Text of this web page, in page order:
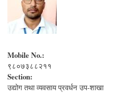
Mobile No.:
९८०७३८८२११
Section:
उद्योग तथा व्यवसाय प्रवर्धन उप-शाखा